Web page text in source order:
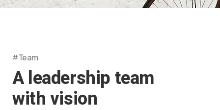
#Team
A leadership team
with vision